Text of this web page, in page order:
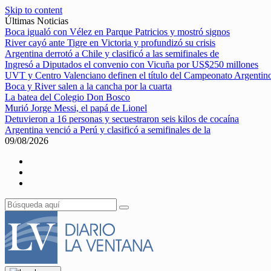
Skip to content
Últimas Noticias
Boca igualó con Vélez en Parque Patricios y mostró signos
River cayó ante Tigre en Victoria y profundizó su crisis
Argentina derrotó a Chile y clasificó a las semifinales de
Ingresó a Diputados el convenio con Vicuña por US$250 millones
UVT y Centro Valenciano definen el título del Campeonato
Boca y River salen a la cancha por la cuarta
La batea del Colegio Don Bosco
Murió Jorge Messi, el papá de Lionel
Detuvieron a 16 personas y secuestraron seis kilos de cocaína
Argentina venció a Perú y clasificó a semifinales de la
09/08/2026